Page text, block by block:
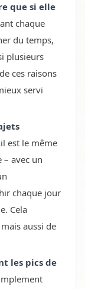
que si elle
chaque
du temps,
plusieurs
ces raisons
servi
est le même
avec un
chaque jour
Cela
aussi de
les pics de